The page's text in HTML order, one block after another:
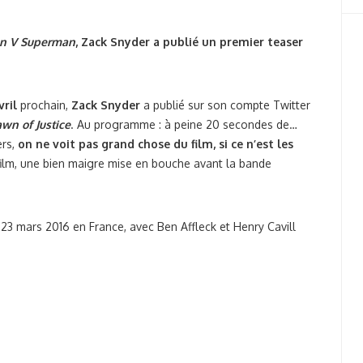
V Superman, Zack Snyder a publié un premier teaser
prochain, Zack Snyder a publié sur son compte Twitter
of Justice. Au programme : à peine 20 secondes de…
on ne voit pas grand chose du film, si ce n’est les
une bien maigre mise en bouche avant la bande
mars 2016 en France, avec Ben Affleck et Henry Cavill